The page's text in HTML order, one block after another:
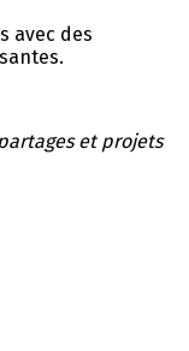
avec des
et projets